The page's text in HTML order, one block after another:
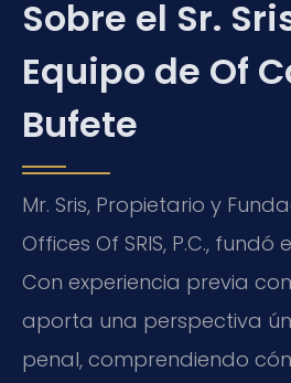
Sobre el Sr.
Equipo de Of
Bufete
Mr. Sris, Propietario y
Offices Of SRIS, P.C., fundó
Con experiencia previa
aporta una perspectiva
penal, comprendiendo